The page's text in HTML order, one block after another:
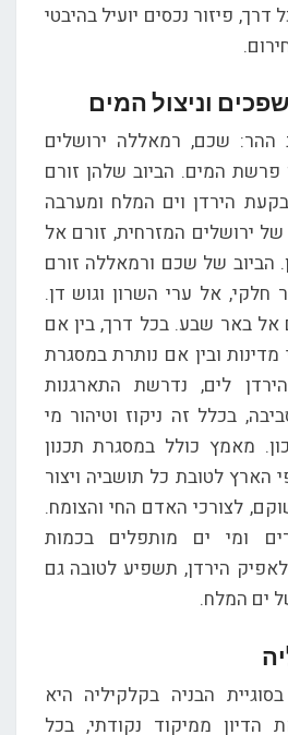
דרך, פיזור נכסים יועיל בהיבטי
וניצול המים
ההר: שכם, רמאללה ירושלים
פרשת המים. הביוב שלהן זורם
הירדן וים המלח ומערבה
ירושלים המזרחית, זורם אל
הביוב של שכם ורמאללה זורם
חלקי, אל ערי השרון וגוש דן.
אל באר שבע. בכל דרך, בין אם
ובין אם נותרת במסגרת
לים, נדרשת התארגנות
בכלל זה ניקוז וטיהור מי
מאמץ כולל במסגרת תכנון
הארץ לטובת כל תושביה ויצור
לצורכי האדם החי והצומח.
ומי ים מותפלים בכמות
הירדן, תשפיע לטובה גם
ים המלח.
הבניה בקלקיליה היא
הדיון ממיקוד נקודתי, בכל